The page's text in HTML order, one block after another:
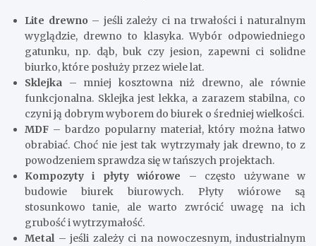
Lite drewno – jeśli zależy ci na trwałości i naturalnym
wyglądzie, drewno to klasyka. Wybór odpowiedniego
gatunku, np. dąb, buk czy jesion, zapewni ci solidne
biurko, które posłuży przez wiele lat.
Sklejka – mniej kosztowna niż drewno, ale równie
funkcjonalna. Sklejka jest lekka, a zarazem stabilna, co
czyni ją dobrym wyborem do biurek o średniej wielkości.
MDF – bardzo popularny materiał, który można łatwo
obrabiać. Choć nie jest tak wytrzymały jak drewno, to z
powodzeniem sprawdza się w tańszych projektach.
Kompozyty i płyty wiórowe – często używane w
budowie biurek biurowych. Płyty wiórowe są
stosunkowo tanie, ale warto zwrócić uwagę na ich
grubość i wytrzymałość.
Metal – jeśli zależy ci na nowoczesnym, industrialnym